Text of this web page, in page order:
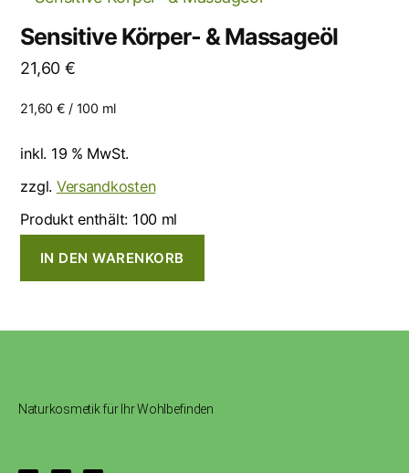
Sensitive Körper- & Massageöl
21,60 €
21,60 € / 100 ml
inkl. 19 % MwSt.
zzgl. Versandkosten
Produkt enthält: 100 ml
IN DEN WARENKORB
Naturkosmetik für Ihr Wohlbefinden